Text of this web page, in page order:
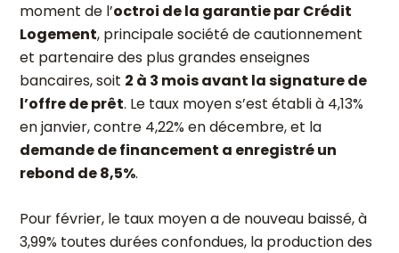
moment de l’octroi de la garantie par Crédit
Logement, principale société de cautionnement
et partenaire des plus grandes enseignes
bancaires, soit 2 à 3 mois avant la signature de
l’offre de prêt. Le taux moyen s’est établi à 4,13%
en janvier, contre 4,22% en décembre, et la
demande de financement a enregistré un
rebond de 8,5%.
Pour février, le taux moyen a de nouveau baissé, à
3,99% toutes durées confondues, la production des